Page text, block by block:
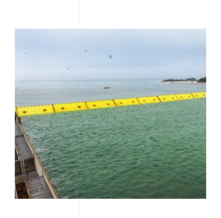
Comunicazione
Amministrazione Trasparente